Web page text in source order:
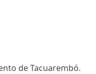
de Tacuarembó.